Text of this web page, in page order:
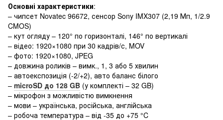
Основні характеристики:
– чипсет Novatec 96672, сенсор Sony IMX307 (2,19 Мп, 1/2.9
CMOS)
– кут огляду – 120° по горизонталі, 146° по вертикалі
– відео: 1920×1080 при 30 кадрів/с, MOV
– фото: 1920×1080, JPEG
– довжина роликів – вимк., 1, 3 або 5 хвилин
– автоекспозиція (-2/+2), авто баланс білого
– microSD до 128 GB (у комплекті – 32 GB)
– мікрофон з можливістю вимкнення
– мови – українська, російська, англійська
– робоча температура – від -35 до +75 °C